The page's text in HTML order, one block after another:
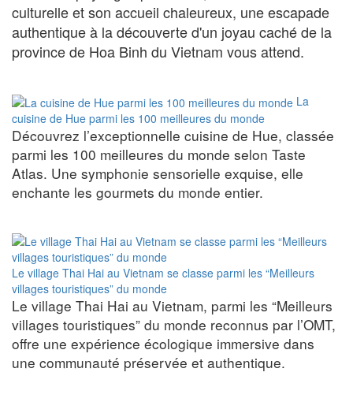
culturelle et son accueil chaleureux, une escapade
authentique à la découverte d'un joyau caché de la
province de Hoa Binh du Vietnam vous attend.
La
cuisine de Hue parmi les 100 meilleures du monde
Découvrez l’exceptionnelle cuisine de Hue, classée
parmi les 100 meilleures du monde selon Taste
Atlas. Une symphonie sensorielle exquise, elle
enchante les gourmets du monde entier.
Le village Thai Hai au Vietnam se classe parmi les “Meilleurs
villages touristiques” du monde
Le village Thai Hai au Vietnam, parmi les “Meilleurs
villages touristiques” du monde reconnus par l’OMT,
offre une expérience écologique immersive dans
une communauté préservée et authentique.